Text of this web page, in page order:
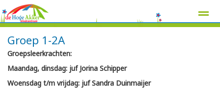
Home Zoeken Nieuws
Groep 1-2A
Groepsleerkrachten:
Maandag, dinsdag: juf Jorina Schipper
Woensdag t/m vrijdag: juf Sandra Duinmaijer